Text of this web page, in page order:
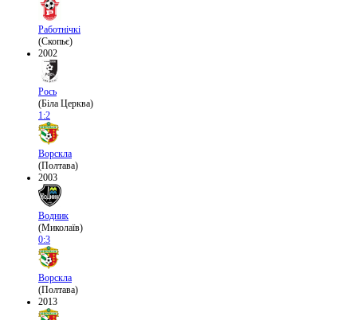
Работнічкі
(Скопьє)
2002
Рось
(Біла Церква)
1:2
Ворскла
(Полтава)
2003
Водник
(Миколаїв)
0:3
Ворскла
(Полтава)
2013